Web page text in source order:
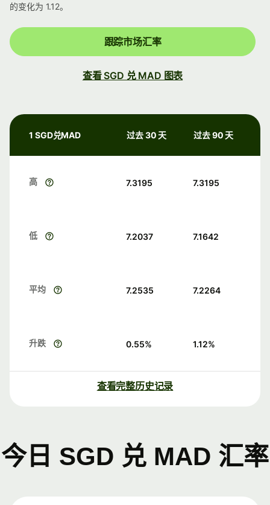
的变化为 1.12。
跟踪市场汇率
查看 SGD 兑 MAD 图表
1 SGD兑MAD 过去 30 天 过去 90 天
高 7.3195 7.3195
低 7.2037 7.1642
平均 7.2535 7.2264
升跌 0.55% 1.12%
查看完整历史记录
今日 SGD 兑 MAD 汇率